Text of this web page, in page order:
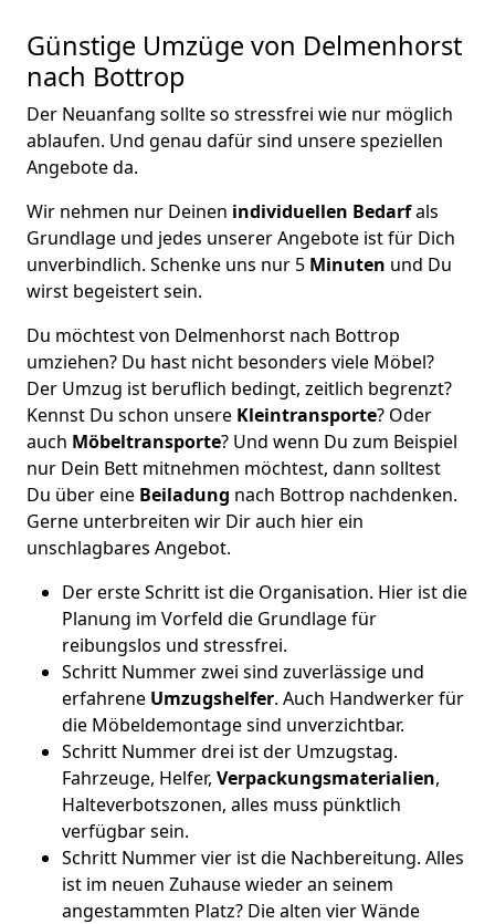
Günstige Umzüge von Delmenhorst
nach Bottrop
Der Neuanfang sollte so stressfrei wie nur möglich
ablaufen. Und genau dafür sind unsere speziellen
Angebote da.
Wir nehmen nur Deinen individuellen Bedarfals
Grundlage und jedes unserer Angebote ist für Dich
unverbindlich. Schenke uns nur 5 Minuten und Du
wirst begeistert sein.
Du möchtest von Delmenhorst nach Bottrop
umziehen? Du hast nicht besonders viele Möbel?
Der Umzug ist beruflich bedingt, zeitlich begrenzt?
Kennst Du schon unsere Kleintransporte? Oder
auch Möbeltransporte? Und wenn Du zum Beispiel
nur Dein Bett mitnehmen möchtest, dann solltest
Du über eine Beiladung nach Bottrop nachdenken.
Gerne unterbreiten wir Dir auch hier ein
unschlagbares Angebot.
Der erste Schritt ist die Organisation. Hier ist die
Planung im Vorfeld die Grundlage für
reibungslos und stressfrei.
Schritt Nummer zwei sind zuverlässige und
erfahrene Umzugshelfer. Auch Handwerker für
die Möbeldemontage sind unverzichtbar.
Schritt Nummer drei ist der Umzugstag.
Fahrzeuge, Helfer, Verpackungsmaterialien,
Halteverbotszonen, alles muss pünktlich
verfügbar sein.
Schritt Nummer vier ist die Nachbereitung. Alles
ist im neuen Zuhause wieder an seinem
angestammten Platz? Die alten vier Wände